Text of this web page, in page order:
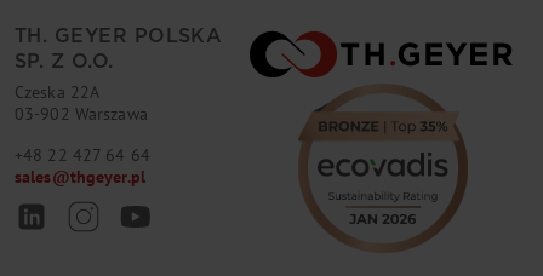
TH. GEYER POLSKA
SP. Z O.O.
Czeska 22A
03-902 Warszawa
+48 22 427 64 64
sales@thgeyer.pl